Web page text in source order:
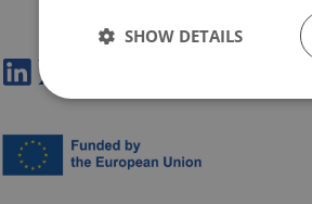
SHOW DETAILS